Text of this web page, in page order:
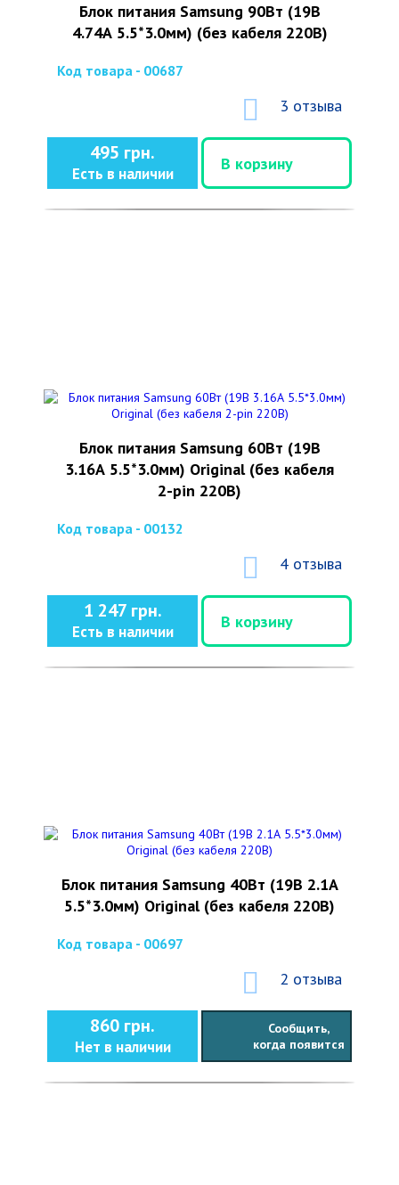
Блок питания Samsung 90Вт (19В
4.74А 5.5*3.0мм) (без кабеля 220В)
Код товара - 00687
3 отзыва
495 грн.
Есть в наличии
В корзину
Блок питания Samsung 60Вт (19В
3.16А 5.5*3.0мм) Original (без кабеля
2-pin 220В)
Код товара - 00132
4 отзыва
1 247 грн.
Есть в наличии
В корзину
Блок питания Samsung 40Вт (19В 2.1А
5.5*3.0мм) Original (без кабеля 220В)
Код товара - 00697
2 отзыва
860 грн.
Нет в наличии
Сообщить,
когда появится